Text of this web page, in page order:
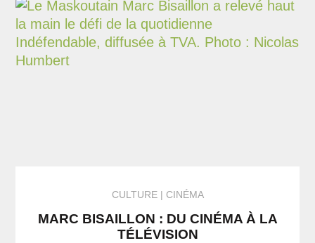
CULTURE CINÉMA
MARC BISAILLON : DU CINÉMA À LA
TÉLÉVISION